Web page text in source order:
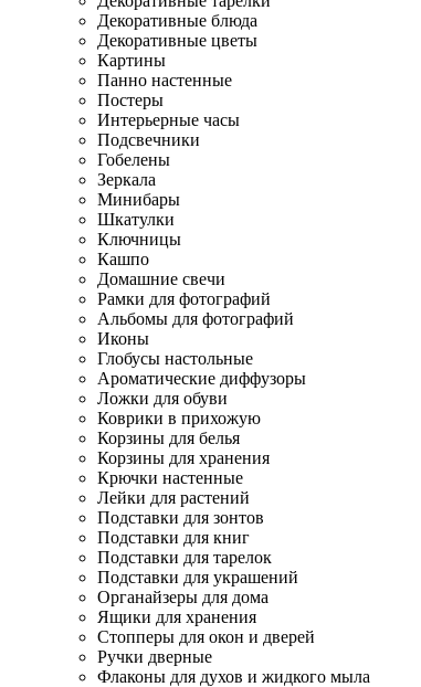
Декоративные блюда
Декоративные цветы
Картины
Панно настенные
Постеры
Интерьерные часы
Подсвечники
Гобелены
Зеркала
Минибары
Шкатулки
Ключницы
Кашпо
Домашние свечи
Рамки для фотографий
Альбомы для фотографий
Иконы
Глобусы настольные
Ароматические диффузоры
Ложки для обуви
Коврики в прихожую
Корзины для белья
Корзины для хранения
Крючки настенные
Лейки для растений
Подставки для зонтов
Подставки для книг
Подставки для тарелок
Подставки для украшений
Органайзеры для дома
Ящики для хранения
Стопперы для окон и дверей
Ручки дверные
Флаконы для духов и жидкого мыла